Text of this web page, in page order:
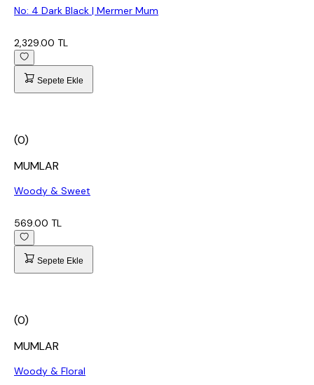
No: 4 Dark Black | Mermer Mum
2,329.00 TL
Sepete Ekle
(0)
MUMLAR
Woody & Sweet
569.00 TL
Sepete Ekle
(0)
MUMLAR
Woody & Floral